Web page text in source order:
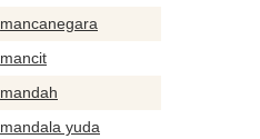
mancanegara
mancit
mandah
mandala yuda